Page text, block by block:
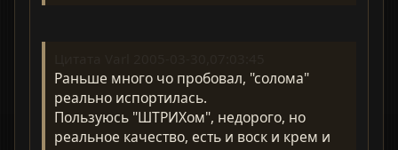
Раньше много чо пробовал, "солома"
реально испортилась.
Пользуюсь "ШТРИХом", недорого, но
реальное качество, есть и воск и крем и